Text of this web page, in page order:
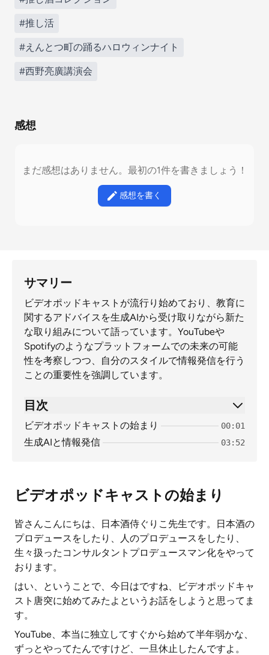
#推し活
#えんとつ町の踊るハロウィンナイト
#西野亮廣講演会
感想
まだ感想はありません。最初の1件を書きましょう！
感想を書く
サマリー
ビデオポッドキャストが流行り始めており、教育に
関するアドバイスを生成AIから受け取りながら新た
な取り組みについて語っています。YouTubeや
Spotifyのようなプラットフォームでの未来の可能
性を考察しつつ、自分のスタイルで情報発信を行う
ことの重要性を強調しています。
目次
ビデオポッドキャストの始まり 00:01
生成AIと情報発信 03:52
ビデオポッドキャストの始まり
皆さんこんにちは、日本酒侍ぐりこ先生です。日本酒の
プロデュースをしたり、人のプロデュースをしたり、
生々扱ったコンサルタントプロデュースマン化をやって
おります。
はい、ということで、今日はですね、ビデオポッドキャ
スト唐突に始めてみたよというお話をしようと思ってま
す。
YouTube、本当に独立してすぐから始めて半年弱かな、
ずっとやってたんですけど、一旦休止したんですよ。